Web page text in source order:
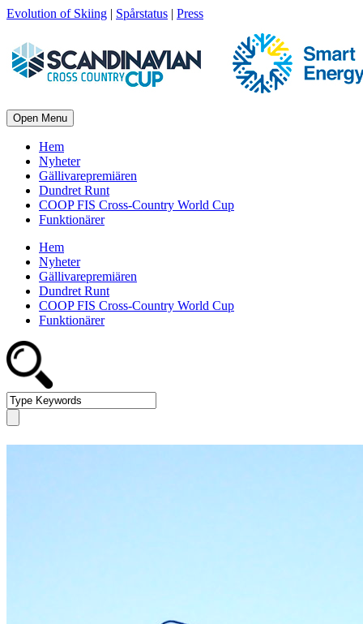
Evolution of Skiing | Spårstatus | Press
Open Menu
Hem
Nyheter
Gällivarepremiären
Dundret Runt
COOP FIS Cross-Country World Cup
Funktionärer
Hem
Nyheter
Gällivarepremiären
Dundret Runt
COOP FIS Cross-Country World Cup
Funktionärer